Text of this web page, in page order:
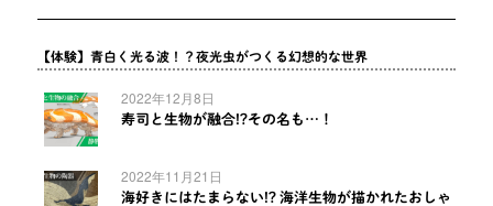
【体験】青白く光る波！？夜光虫がつくる幻想的な世界
2022年12月8日
寿司と生物が融合!?その名も…！
2022年11月21日
海好きにはたまらない!? 海洋生物が描かれたおしゃ